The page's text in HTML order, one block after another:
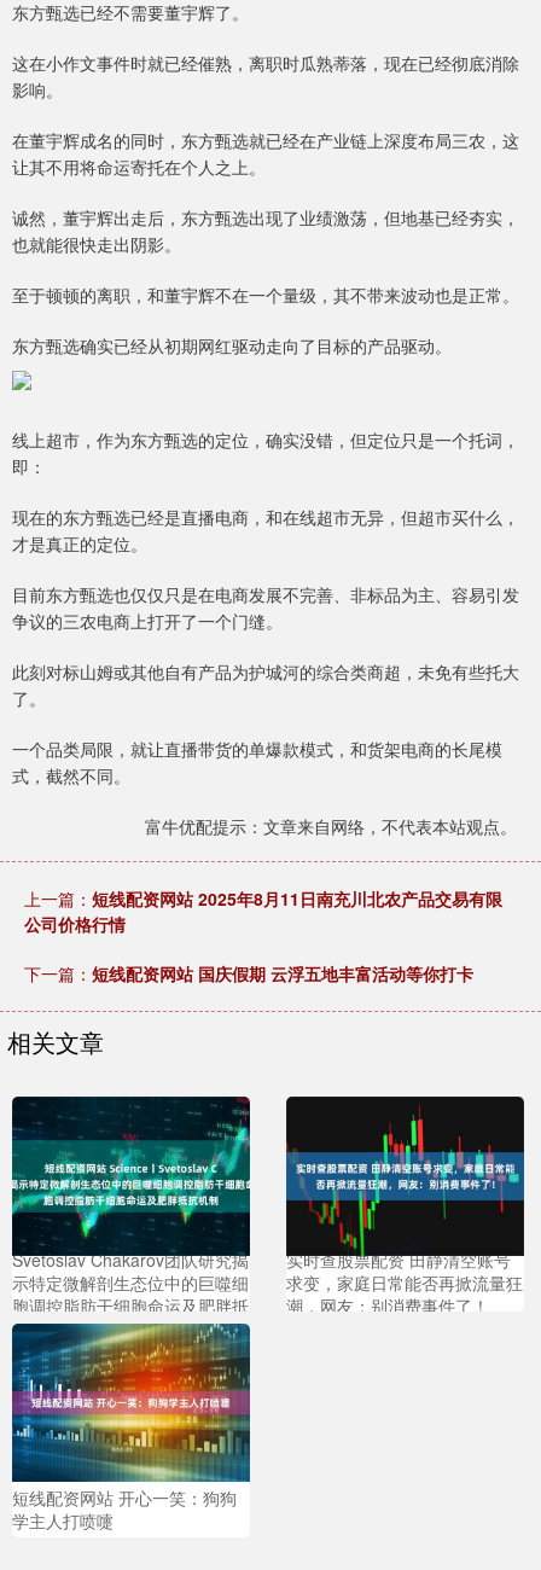
东方甄选已经不需要董宇辉了。
这在小作文事件时就已经催熟，离职时瓜熟蒂落，现在已经彻底消除
影响。
在董宇辉成名的同时，东方甄选就已经在产业链上深度布局三农，这
让其不用将命运寄托在个人之上。
诚然，董宇辉出走后，东方甄选出现了业绩激荡，但地基已经夯实，
也就能很快走出阴影。
至于顿顿的离职，和董宇辉不在一个量级，其不带来波动也是正常。
东方甄选确实已经从初期网红驱动走向了目标的产品驱动。
线上超市，作为东方甄选的定位，确实没错，但定位只是一个托词，
即：
现在的东方甄选已经是直播电商，和在线超市无异，但超市买什么，
才是真正的定位。
目前东方甄选也仅仅只是在电商发展不完善、非标品为主、容易引发
争议的三农电商上打开了一个门缝。
此刻对标山姆或其他自有产品为护城河的综合类商超，未免有些托大
了。
一个品类局限，就让直播带货的单爆款模式，和货架电商的长尾模
式，截然不同。
富牛优配提示：文章来自网络，不代表本站观点。
上一篇： 短线配资网站 2025年8月11日南充川北农产品交易有限
公司价格行情
下一篇： 短线配资网站 国庆假期 云浮五地丰富活动等你打卡
相关文章
短线配资网站 Science丨
Svetoslav Chakarov团队研究揭
示特定微解剖生态位中的巨噬细
胞调控脂肪干细胞命运及肥胖抵
抗机制
实时查股票配资 田静清空账号
求变，家庭日常能否再掀流量狂
潮，网友：别消费事件了！
短线配资网站 开心一笑：狗狗
学主人打喷嚏